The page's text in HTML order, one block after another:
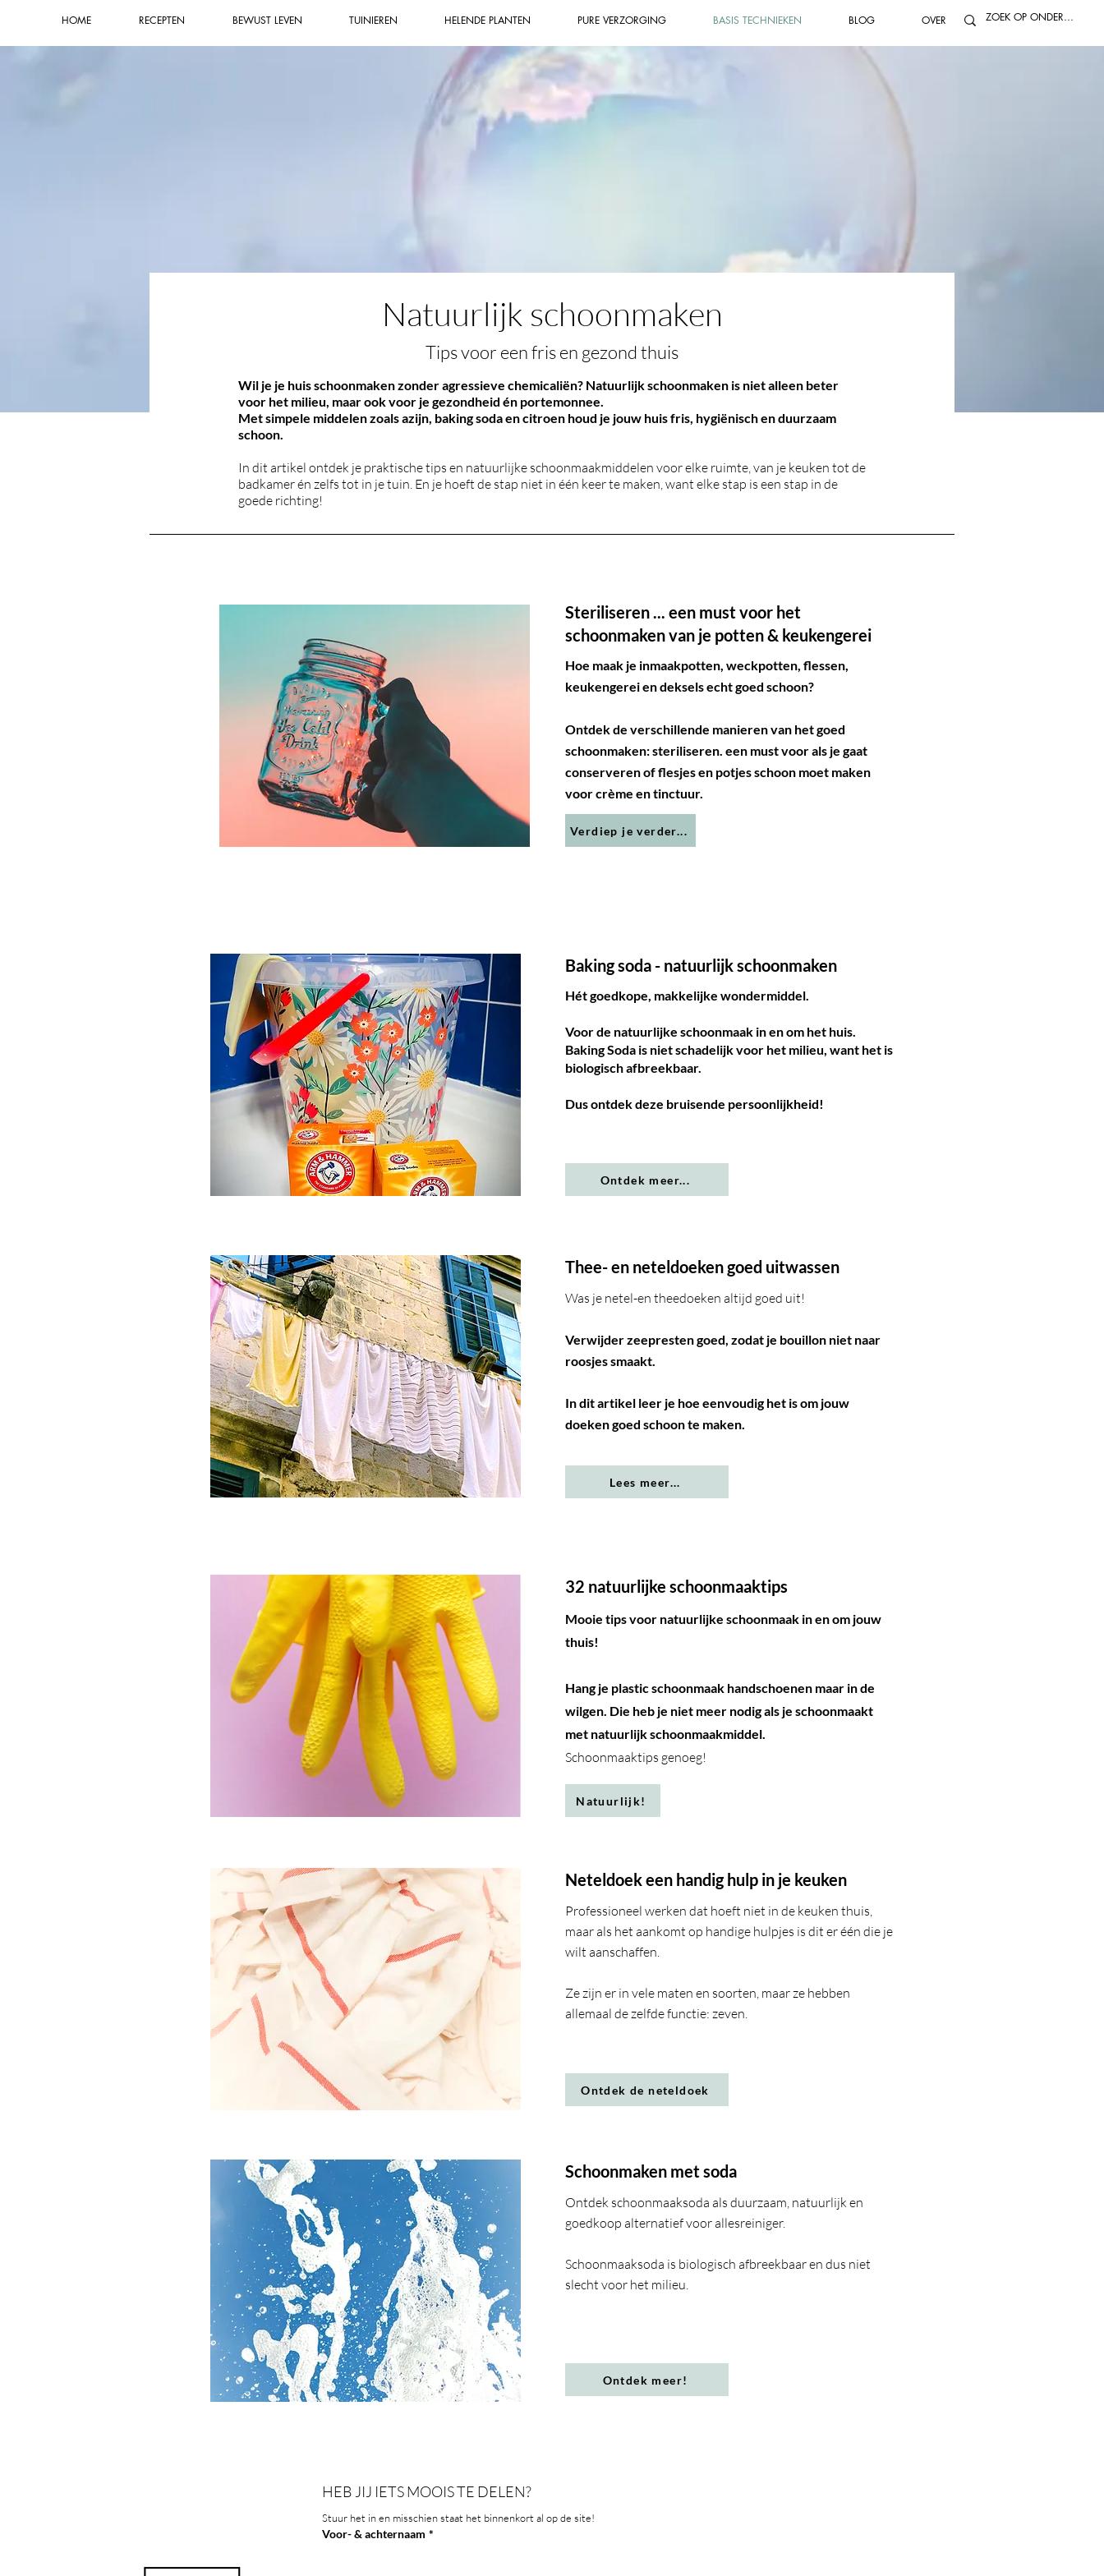
HOME RECEPTEN BEWUST LEVEN TUINIEREN HELENDE PLANTEN PURE VERZORGING BASIS TECHNIEKEN BLOG OVER
Natuurlijk schoonmaken
Tips voor een fris en gezond thuis
Wil je je huis schoonmaken zonder agressieve chemicaliën? Natuurlijk schoonmaken is niet alleen beter
voor het milieu, maar ook voor je gezondheid én portemonnee.
Met simpele middelen zoals azijn, baking soda en citroen houd je jouw huis fris, hygiënisch en duurzaam
schoon.
In dit artikel ontdek je praktische tips en natuurlijke schoonmaakmiddelen voor elke ruimte, van je keuken tot de
badkamer én zelfs tot in je tuin. En je hoeft de stap niet in één keer te maken, want elke stap is een stap in de
goede richting!
Steriliseren ... een must voor het
schoonmaken van je potten & keukengerei
Hoe maak je inmaakpotten, weckpotten, flessen,
keukengerei en deksels echt goed schoon?
Ontdek de verschillende manieren van het goed
schoonmaken: steriliseren. een must voor als je gaat
conserveren of flesjes en potjes schoon moet maken
voor crème en tinctuur.
Verdiep je verder...
Baking soda - natuurlijk schoonmaken
Hét goedkope, makkelijke wondermiddel.
Voor de natuurlijke schoonmaak in en om het huis.
Baking Soda is niet schadelijk voor het milieu, want het is
biologisch afbreekbaar.
Dus ontdek deze bruisende persoonlijkheid!
Ontdek meer...
Thee- en neteldoeken goed uitwassen
Was je netel-en theedoeken altijd goed uit!
Verwijder zeepresten goed, zodat je bouillon niet naar
roosjes smaakt.
In dit artikel leer je hoe eenvoudig het is om jouw
doekengoed schoon te maken.
Lees meer...
32 natuurlijke schoonmaaktips
Mooie tips voor natuurlijke schoonmaak in en om jouw
thuis!
Hang je plastic schoonmaak handschoenen maar in de
wilgen. Die heb je niet meer nodig als je schoonmaakt
met natuurlijk schoonmaakmiddel.
Schoonmaaktips genoeg!
Natuurlijk!
Neteldoek een handig hulp in je keuken
Professioneel werken dat hoeft niet in de keuken thuis,
maar als het aankomt op handige hulpjes is dit er één die je
wilt aanschaffen.
Ze zijn er in vele maten en soorten, maar ze hebben
allemaal de zelfde functie: zeven.
Ontdek de neteldoek
Schoonmaken met soda
Ontdek schoonmaaksoda als duurzaam, natuurlijk en
goedkoop alternatief voor allesreiniger.
Schoonmaaksoda is biologisch afbreekbaar en dus niet
slecht voor het milieu.
Ontdek meer!
HEB JIJ IETS MOOIS TE DELEN?
Stuur het in en misschien staat het binnenkort al op de site!
Voor- & achternaam *